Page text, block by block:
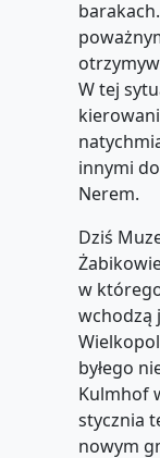
W tej
innymi
Nerem.
Dziś
w
wchodzą
byłego
Kulmhof
stycznia
nowym